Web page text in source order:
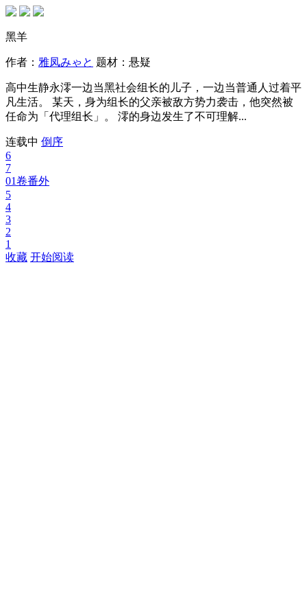
黑羊
作者： 雅凤みゃと 题材： 悬疑
高中生静永澪一边当黑社会组长的儿子，一边当普通人过着平
凡生活。 某天，身为组长的父亲被敌方势力袭击，他突然被
任命为「代理组长」。 澪的身边发生了不可理解...
连载中 倒序
6
7
01卷番外
5
4
3
2
1
收藏 开始阅读